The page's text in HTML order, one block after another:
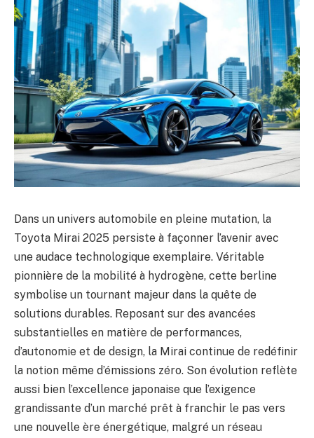
Dans un univers automobile en pleine mutation, la
Toyota Mirai 2025 persiste à façonner l’avenir avec
une audace technologique exemplaire. Véritable
pionnière de la mobilité à hydrogène, cette berline
symbolise un tournant majeur dans la quête de
solutions durables. Reposant sur des avancées
substantielles en matière de performances,
d’autonomie et de design, la Mirai continue de redéfinir
la notion même d’émissions zéro. Son évolution reflète
aussi bien l’excellence japonaise que l’exigence
grandissante d’un marché prêt à franchir le pas vers
une nouvelle ère énergétique, malgré un réseau